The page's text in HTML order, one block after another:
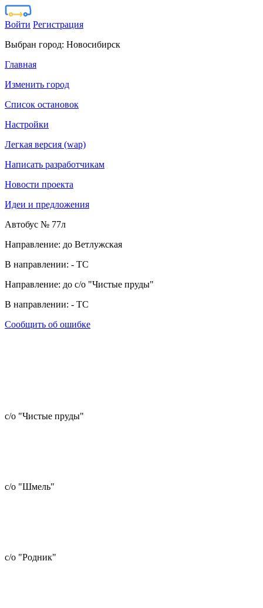
Войти Регистрация
Выбран город: Новосибирск
Главная
Изменить город
Список остановок
Настройки
Легкая версия (wap)
Написать разработчикам
Новости проекта
Идеи и предложения
Автобус № 77л
Направление: до Ветлужская
В направлении: - ТС
Направление: до с/о "Чистые пруды"
В направлении: - ТС
Сообщить об ошибке
с/о "Чистые пруды"
с/о "Шмель"
с/о "Родник"